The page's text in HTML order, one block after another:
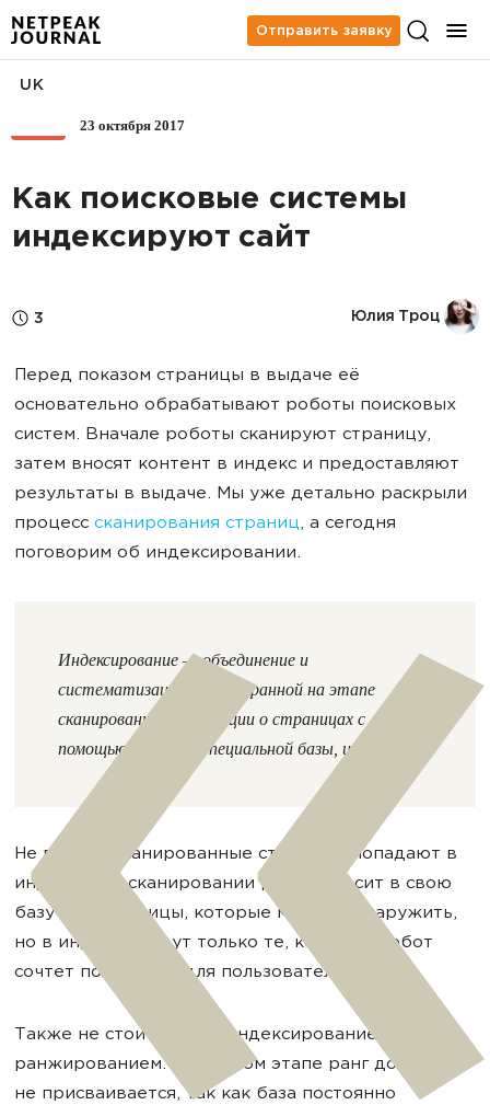
Отправить заявку
23 октября 2017
UK
Как поисковые системы
индексируют сайт
3 Юлия Троц
Перед показом страницы в выдаче её
основательно обрабатывают роботы поисковых
систем. Вначале роботы сканируют страницу,
затем вносят контент в индекс и предоставляют
результаты в выдаче. Мы уже детально раскрыли
процесс сканирования страниц, а сегодня
поговорим об индексировании.
Индексирование — объединение и
систематизация всей собранной на этапе
сканирования информации о страницах с
помощью создания специальной базы, индекса.
Не все просканированные страницы попадают в
индекс. При сканировании робот вносит в свою
базу все страницы, которые может обнаружить,
но в индекс войдут только те, которые робот
сочтет полезными для пользователя.
Также не стоит путать индексирование с
ранжированием. На данном этапе ранг документу
не присваивается, так как база постоянно